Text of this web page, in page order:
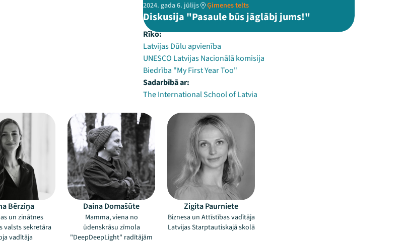
2024. gada 6. jūlijs Ģimenes telts
Diskusija "Pasaule būs jāglābj jums!"
Rīko:
Latvijas Dūlu apvienība
UNESCO Latvijas Nacionālā komisija
Biedrība "My First Year Too"
Sadarbībā ar:
The International School of Latvia
Bērziņa
un zinātnes
valsts sekretāra
vadītāja
Daina Domašūte
Mamma, viena no
ūdenskrāsu zīmola
"DeepDeepLight" radītājām
Zigita Paurniete
Biznesa un Attīstības vadītāja
Latvijas Starptautiskajā skolā